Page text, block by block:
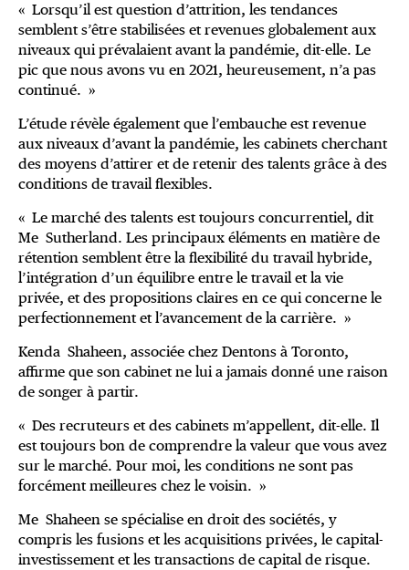
« Lorsqu’il est question d’attrition, les tendances
semblent s’être stabilisées et revenues globalement aux
niveaux qui prévalaient avant la pandémie, dit-elle. Le
pic que nous avons vu en 2021, heureusement, n’a pas
continué. »
L’étude révèle également que l’embauche est revenue
aux niveaux d’avant la pandémie, les cabinets cherchant
des moyens d’attirer et de retenir des talents grâce à des
conditions de travail flexibles.
« Le marché des talents est toujours concurrentiel, dit
Me Sutherland. Les principaux éléments en matière de
rétention semblent être la flexibilité du travail hybride,
l’intégration d’un équilibre entre le travail et la vie
privée, et des propositions claires en ce qui concerne le
perfectionnement et l’avancement de la carrière. »
Kenda Shaheen, associée chez Dentons à Toronto,
affirme que son cabinet ne lui a jamais donné une raison
de songer à partir.
« Des recruteurs et des cabinets m’appellent, dit-elle. Il
est toujours bon de comprendre la valeur que vous avez
sur le marché. Pour moi, les conditions ne sont pas
forcément meilleures chez le voisin. »
Me Shaheen se spécialise en droit des sociétés, y
compris les fusions et les acquisitions privées, le capital-
investissement et les transactions de capital de risque.